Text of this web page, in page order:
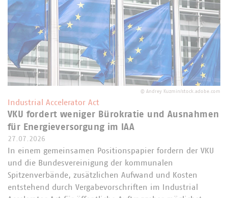
© Andrey Kuzmin/stock.adobe.com
Industrial Accelerator Act
VKU fordert weniger Bürokratie und Ausnahmen
für Energieversorgung im IAA
27.07.2026
In einem gemeinsamen Positionspapier fordern der VKU
und die Bundesvereinigung der kommunalen
Spitzenverbände, zusätzlichen Aufwand und Kosten
entstehend durch Vergabevorschriften im Industrial